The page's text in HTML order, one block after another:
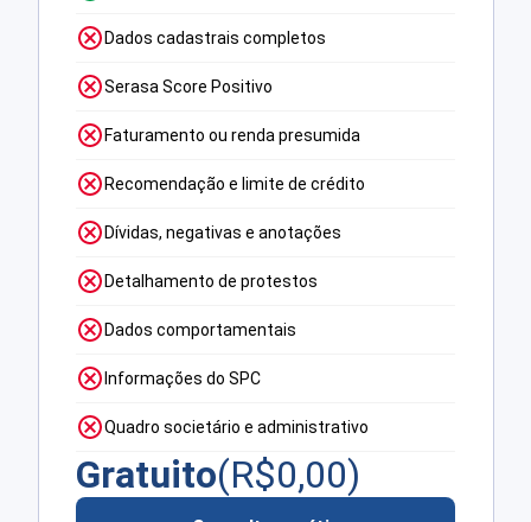
Dados cadastrais completos
Serasa Score Positivo
Faturamento ou renda presumida
Recomendação e limite de crédito
Dívidas, negativas e anotações
Detalhamento de protestos
Dados comportamentais
Informações do SPC
Quadro societário e administrativo
Gratuito(R$0,00)